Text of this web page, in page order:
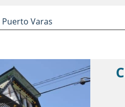
Puerto Varas